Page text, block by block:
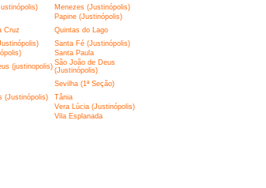
Menezes (Justinópolis)
Papine (Justinópolis)
Cruz
Quintas do Lago
Santa Fé (Justinópolis)
Santa Paula
(justinopolis) São João de Deus
(Justinópolis)
Sevilha (1ª Seção)
(Justinópolis)
Tânia
Vera Lúcia (Justinópolis)
Vila Esplanada